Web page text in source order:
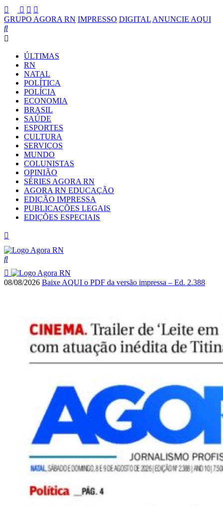
GRUPO AGORA RN IMPRESSO DIGITAL ANUNCIE AQUI
ÚLTIMAS
RN
NATAL
POLÍTICA
POLÍCIA
ECONOMIA
BRASIL
SAÚDE
ESPORTES
CULTURA
SERVIÇOS
MUNDO
COLUNISTAS
OPINIÃO
SÉRIES AGORA RN
AGORA RN EDUCAÇÃO
EDIÇÃO IMPRESSA
PUBLICAÇÕES LEGAIS
EDIÇÕES ESPECIAIS
08/08/2026 Baixe AQUI o PDF da versão impressa – Ed. 2.388